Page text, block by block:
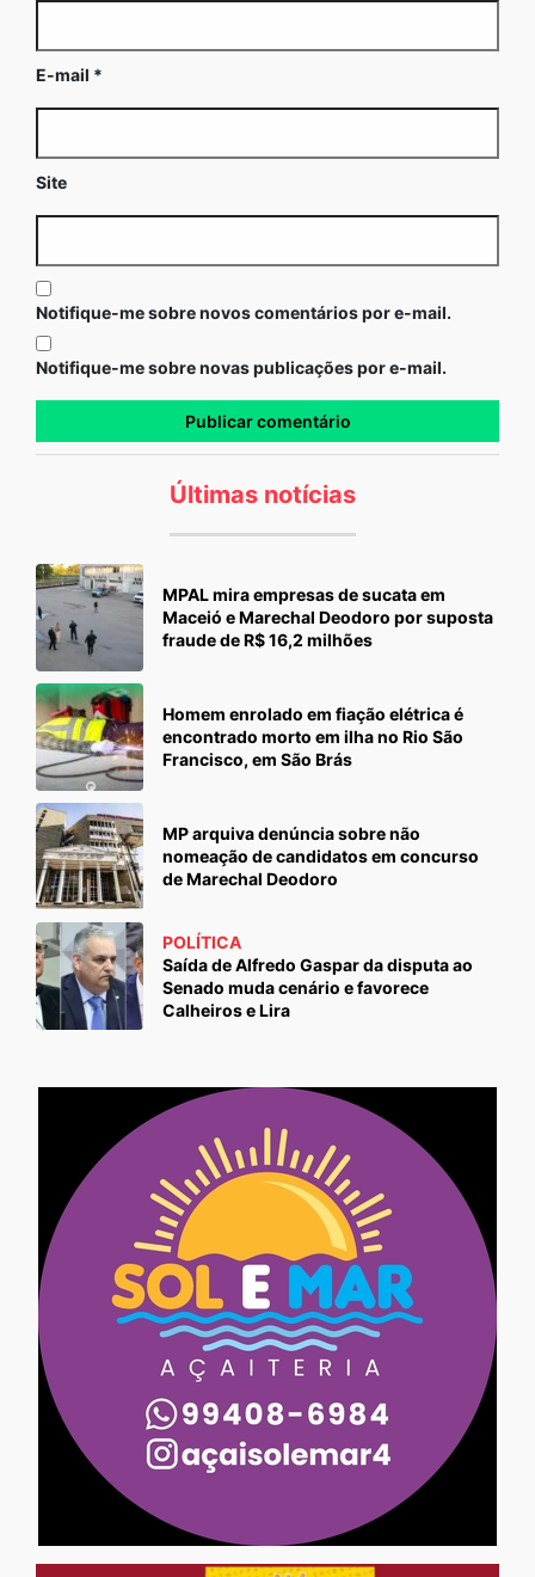
E-mail *
Site
Notifique-me sobre novos comentários por e-mail.
Notifique-me sobre novas publicações por e-mail.
Últimas notícias
MPAL mira empresas de sucata em
Maceió e Marechal Deodoro por suposta
fraude de R$ 16,2 milhões
Homem enrolado em fiação elétrica é
encontrado morto em ilha no Rio São
Francisco, em São Brás
MP arquiva denúncia sobre não
nomeação de candidatos em concurso
de Marechal Deodoro
POLÍTICA
Saída de Alfredo Gaspar da disputa ao
Senado muda cenário e favorece
Calheiros e Lira